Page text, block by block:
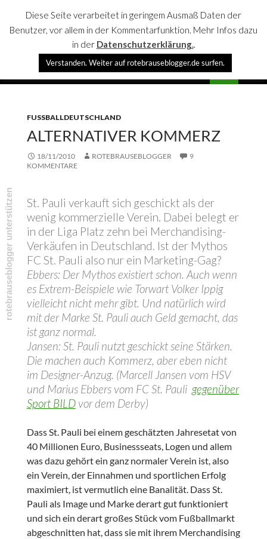
rotebrauseblogger
SPRINGE
FUSSBALLDEUTSCHLAND
ALTERNATIVER KOMMERZ
18/11/2010 ROTEBRAUSEBLOGGER
9
KOMMENTARE
St. Pauli verkauft sich geschickt als der
wenig kommerzielle Verein. Dabei belegt er
in der Liga Platz zehn bei Merchandising-
Verkäufen in Deutschland. Ist der Mythos
FC St. Pauli also nur ein Marketing-Gag?
Ebbers: Der Mythos existiert schon. Auch wenn
es Extrem-Beispiele wie Torwart Volker Ippig
vielleicht nicht mehr gibt. Und natürlich wird
mit der Marke St. Pauli auch Geld gemacht, das
ist ganz normal.
Jansen: St. Pauli nutzt geschickt seine Stärken.
Die machen auch Kommerz, aber eben nicht
im Designer-Anzug. (Marcell Jansen vom HSV
und Marius Ebbers vom FC St. Pauli gegenüber
Sport BILDvor dem Derby)
Dass St. Pauli bei einem geschätzten Jahresetat von
40 Millionen Euro, Businessseats, Logen und allem
was dazu gehört ein ganz normaler Verein ist, also
ein Verein, der Einnahmen und sportlichen Erfolg
maximiert, ist vermutlich eine Banalität. Dass St.
Pauli als Image und Marke derart gut funktioniert
und sich ein derart großes Stück vom Fußballmarkt
abgeschnitten hat, dass sie mit ihrem Merchandising
Diese Seite verarbeitet in geringem Ausmaß Daten der
Benutzer, vor allem in der Kommentarfunktion. Mehr Infos dazu
in der Datenschutzerklärung..
Verstanden. Weiter auf rotebrauseblogger.de surfen.
rotebrauseblogger unterstützen